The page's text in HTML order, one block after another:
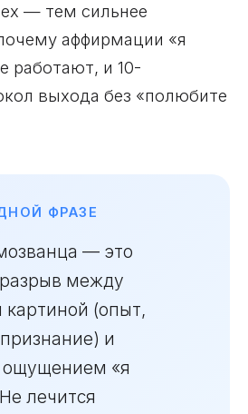
— тем сильнее
аффирмации «я
работают, и 10-
выхода без «полюбите
ФРАЗЕ
— это
между
картиной (опыт,
и
«я
лечится